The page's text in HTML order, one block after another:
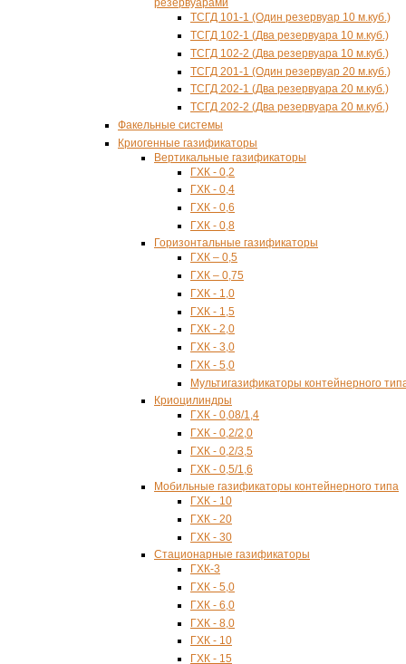
резервуарами
ТСГД 101-1 (Один резервуар 10 м.куб.)
ТСГД 102-1 (Два резервуара 10 м.куб.)
ТСГД 102-2 (Два резервуара 10 м.куб.)
ТСГД 201-1 (Один резервуар 20 м.куб.)
ТСГД 202-1 (Два резервуара 20 м.куб.)
ТСГД 202-2 (Два резервуара 20 м.куб.)
Факельные системы
Криогенные газификаторы
Вертикальные газификаторы
ГХК - 0,2
ГХК - 0,4
ГХК - 0,6
ГХК - 0,8
Горизонтальные газификаторы
ГХК – 0,5
ГХК – 0,75
ГХК - 1,0
ГХК - 1,5
ГХК - 2,0
ГХК - 3,0
ГХК - 5,0
Мультигазификаторы контейнерного
Криоцилиндры
ГХК - 0,08/1,4
ГХК - 0,2/2,0
ГХК - 0,2/3,5
ГХК - 0,5/1,6
Мобильные газификаторы контейнерного типа
ГХК - 10
ГХК - 20
ГХК - 30
Стационарные газификаторы
ГХК-3
ГХК - 5,0
ГХК - 6,0
ГХК - 8,0
ГХК - 10
ГХК - 15